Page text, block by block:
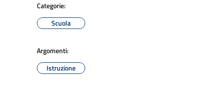
Categorie:
Scuola
Argomenti:
Istruzione